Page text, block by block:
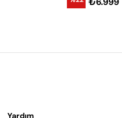
Yardım